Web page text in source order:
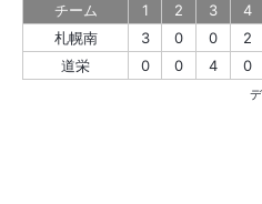
チーム
1 2 3 4
札幌南
3 0 0 2
道栄
0 0 4 0